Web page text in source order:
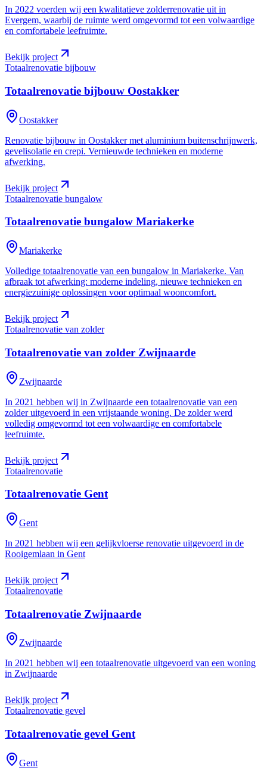
In 2022 voerden wij een kwalitatieve zolderrenovatie uit in
Evergem, waarbij de ruimte werd omgevormd tot een volwaardige
en comfortabele leefruimte.
Bekijk project
Totaalrenovatie bijbouw
Totaalrenovatie bijbouw Oostakker
Oostakker
Renovatie bijbouw in Oostakker met aluminium buitenschrijnwerk,
gevelisolatie en crepi. Vernieuwde technieken en moderne
afwerking.
Bekijk project
Totaalrenovatie bungalow
Totaalrenovatie bungalow Mariakerke
Mariakerke
Volledige totaalrenovatie van een bungalow in Mariakerke. Van
afbraak tot afwerking: moderne indeling, nieuwe technieken en
energiezuinige oplossingen voor optimaal wooncomfort.
Bekijk project
Totaalrenovatie van zolder
Totaalrenovatie van zolder Zwijnaarde
Zwijnaarde
In 2021 hebben wij in Zwijnaarde een totaalrenovatie van een
zolder uitgevoerd in een vrijstaande woning. De zolder werd
volledig omgevormd tot een volwaardige en comfortabele
leefruimte.
Bekijk project
Totaalrenovatie
Totaalrenovatie Gent
Gent
In 2021 hebben wij een gelijkvloerse renovatie uitgevoerd in de
Rooigemlaan in Gent
Bekijk project
Totaalrenovatie
Totaalrenovatie Zwijnaarde
Zwijnaarde
In 2021 hebben wij een totaalrenovatie uitgevoerd van een woning
in Zwijnaarde
Bekijk project
Totaalrenovatie gevel
Totaalrenovatie gevel Gent
Gent